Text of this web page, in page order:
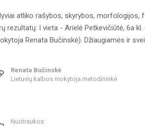
atliko rašybos, skyrybos, morfologijos,
rezultatų: I vieta - Arielė Petkevičiūtė, 6a
Renata Bučinskė). Džiaugiamės ir
Renata Bučinskė
Lietuvių kalbos mokytoja metodininkė
Nuotraukos: